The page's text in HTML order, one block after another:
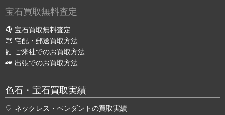
宝石買取無料査定
宝石買取無料査定
宅配・郵送買取方法
ご来社でのお買取方法
出張でのお買取方法
色石・宝石買取実績
ネックレス・ペンダントの買取実績